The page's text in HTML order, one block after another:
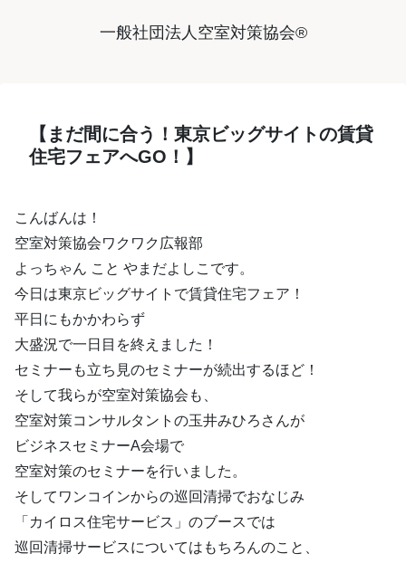
一般社団法人空室対策協会®︎
【まだ間に合う！東京ビッグサイトの賃貸
住宅フェアへGO！】
こんばんは！
空室対策協会ワクワク広報部
よっちゃん こと やまだよしこです。
今日は東京ビッグサイトで賃貸住宅フェア！
平日にもかかわらず
大盛況で一日目を終えました！
セミナーも立ち見のセミナーが続出するほど！
そして我らが空室対策協会も、
空室対策コンサルタントの玉井みひろさんが
ビジネスセミナーA会場で
空室対策のセミナーを行いました。
そしてワンコインからの巡回清掃でおなじみ
「カイロス住宅サービス」のブースでは
巡回清掃サービスについてはもちろんのこと、